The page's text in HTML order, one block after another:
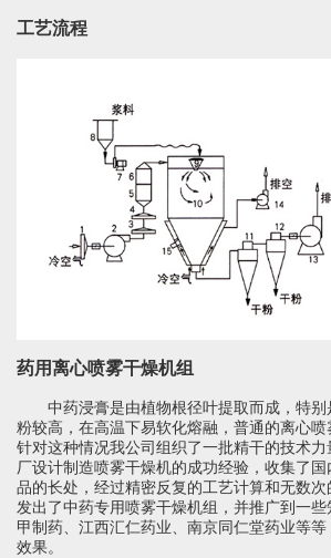
工艺流程
药用离心喷雾干燥机组
中药浸膏是由植物根径叶提取而成，特别
粉较高，在高温下易软化熔融，普通的离心喷
针对这种情况我公司组织了一批精干的技术
厂设计制造喷雾干燥机的成功经验，收集了
品的长处，经过精密反复的工艺计算和无数
发出了中药专用喷雾干燥机组，并推广到一
甲制药、江西汇仁药业、南京同仁堂药业等
效果。